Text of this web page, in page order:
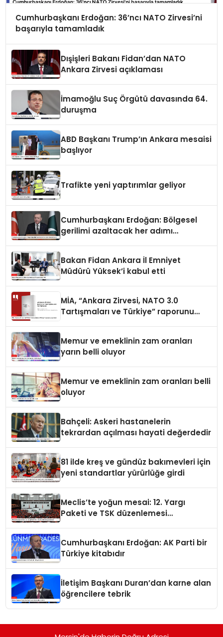
Cumhurbaşkanı Erdoğan: 36’ncı NATO Zirvesi’ni
başarıyla tamamladık
Dışişleri Bakanı Fidan’dan NATO
Ankara Zirvesi açıklaması
İmamoğlu Suç Örgütü davasında 64.
duruşma
ABD Başkanı Trump’ın Ankara mesaisi
başlıyor
Trafikte yeni yaptırımlar geliyor
Cumhurbaşkanı Erdoğan: Bölgesel
gerilimi azaltacak her adımı
Bakan Fidan Ankara İl Emniyet
Müdürü Yüksek’i kabul etti
MİA, “Ankara Zirvesi, NATO 3.0
Tartışmaları ve Türkiye” raporunu
Memur ve emeklinin zam oranları
yarın belli oluyor
Memur ve emeklinin zam oranları belli
oluyor
Bahçeli: Askeri hastanelerin
tekrardan açılması hayati değerdedir
81 ilde kreş ve gündüz bakımevleri için
yeni standartlar yürürlüğe girdi
Meclis’te yoğun mesai: 12. Yargı
Paketi ve TSK düzenlemesi
Cumhurbaşkanı Erdoğan: AK Parti bir
Türkiye kitabıdır
İletişim Başkanı Duran’dan karne alan
öğrencilere tebrik